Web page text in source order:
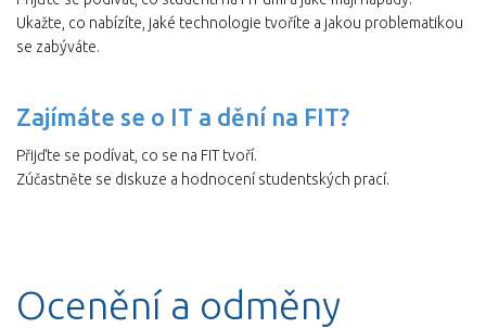
Ukažte, co nabízíte, jaké technologie tvoříte a jakou problematikou
se zabýváte.
Zajímáte se o IT a dění na FIT?
Přijďte se podívat, co se na FIT tvoří.
Zúčastněte se diskuze a hodnocení studentských prací.
Ocenění a odměny